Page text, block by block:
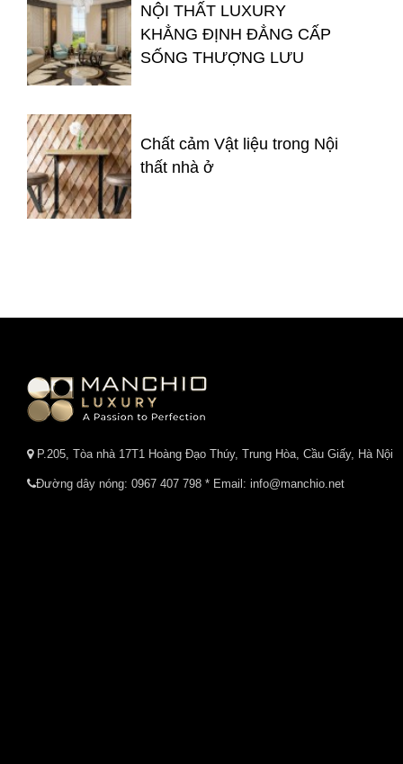
NỘI THẤT LUXURY
KHẲNG ĐỊNH ĐẲNG CẤP
SỐNG THƯỢNG LƯU
Chất cảm Vật liệu trong Nội
thất nhà ở
P.205, Tòa nhà 17T1 Hoàng Đạo Thúy, Trung Hòa, Cầu Giấy, Hà Nội
Đường dây nóng: 0967 407 798 * Email: info@manchio.net